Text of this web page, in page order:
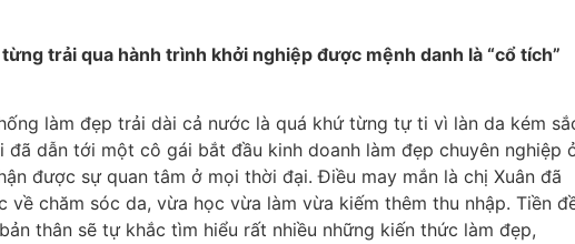
trải qua hành trình khởi nghiệp được mệnh danh là “cổ tích”
làm đẹp trải dài cả nước là quá khứ từng tự ti vì làn da kém
dẫn tới một cô gái bắt đầu kinh doanh làm đẹp chuyên nghiệp
được sự quan tâm ở mọi thời đại. Điều may mắn là chị Xuân đã
chăm sóc da, vừa học vừa làm vừa kiếm thêm thu nhập. Tiền
thân sẽ tự khắc tìm hiểu rất nhiều những kiến thức làm đẹp,